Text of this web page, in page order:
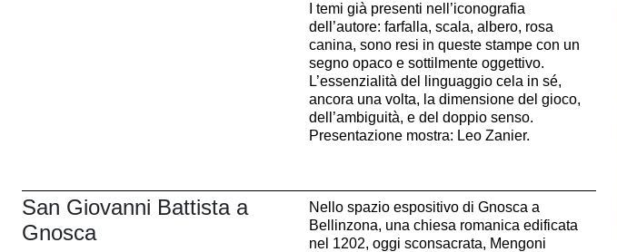
I temi già presenti nell’iconografia
dell’autore: farfalla, scala, albero, rosa
canina, sono resi in queste stampe con un
segno opaco e sottilmente oggettivo.
L’essenzialità del linguaggio cela in sé,
ancora una volta, la dimensione del gioco,
dell’ambiguità, e del doppio senso.
Presentazione mostra: Leo Zanier.
San Giovanni Battista a
Gnosca
Nello spazio espositivo di Gnosca a
Bellinzona, una chiesa romanica edificata
nel 1202, oggi sconsacrata, Mengoni